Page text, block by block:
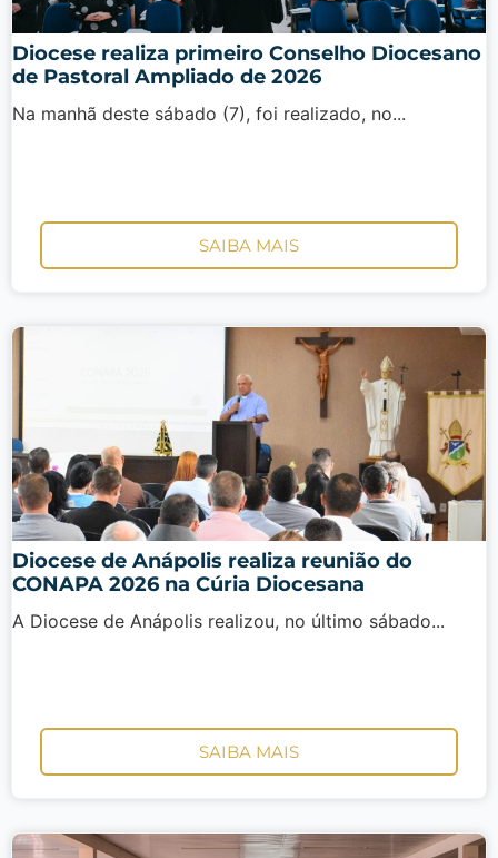
Diocese realiza primeiro Conselho Diocesano
de Pastoral Ampliado de 2026
Na manhã deste sábado (7), foi realizado, no...
SAIBA MAIS
Diocese de Anápolis realiza reunião do
CONAPA 2026 na Cúria Diocesana
A Diocese de Anápolis realizou, no último sábado...
SAIBA MAIS